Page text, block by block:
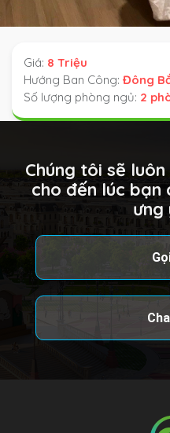
Giá: 8 Triệu
Hướng Ban Công: Đông
Số lượng phòng ngủ: 2
Chúng tôi sẽ
cho đến lúc bạn
ưng